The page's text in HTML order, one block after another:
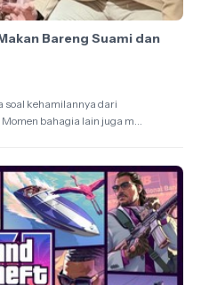
Bareng Suami dan
soal kehamilannya dari
bahagia lain juga m...